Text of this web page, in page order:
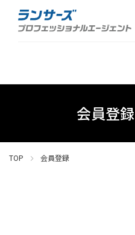
会員登録
TOP 会員登録